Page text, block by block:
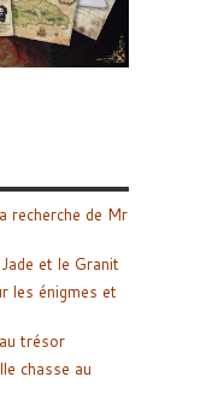
recherche de Mr
et le Granit
les énigmes et
trésor
chasse au